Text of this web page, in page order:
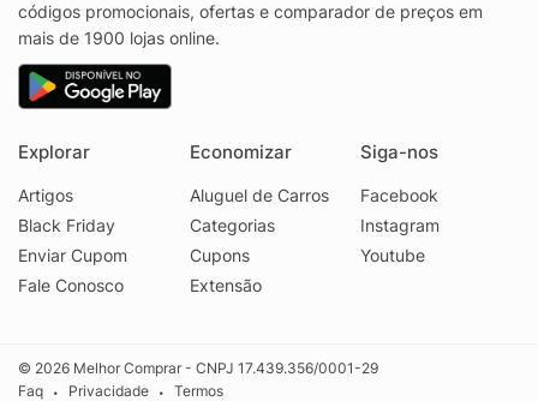
códigos promocionais, ofertas e comparador de preços em
mais de 1900 lojas online.
Explorar
Artigos
Black Friday
Enviar Cupom
Fale Conosco
Economizar
Aluguel de Carros
Categorias
Cupons
Extensão
Siga-nos
Facebook
Instagram
Youtube
© 2026 Melhor Comprar - CNPJ 17.439.356/0001-29
Faq
• Privacidade • Termos